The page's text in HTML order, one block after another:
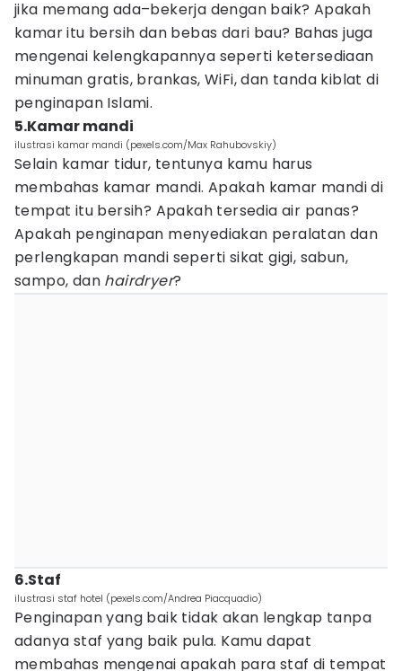
jika memang ada–bekerja dengan baik? Apakah
kamar itu bersih dan bebas dari bau? Bahas juga
mengenai kelengkapannya seperti ketersediaan
minuman gratis, brankas, WiFi, dan tanda kiblat di
penginapan Islami.
5.Kamar mandi
ilustrasi kamar mandi (pexels.com/Max Rahubovskiy)
Selain kamar tidur, tentunya kamu harus
membahas kamar mandi. Apakah kamar mandi di
tempat itu bersih? Apakah tersedia air panas?
Apakah penginapan menyediakan peralatan dan
perlengkapan mandi seperti sikat gigi, sabun,
sampo, dan hairdryer?
6.Staf
ilustrasi staf hotel (pexels.com/Andrea Piacquadio)
Penginapan yang baik tidak akan lengkap tanpa
adanya staf yang baik pula. Kamu dapat
membahas mengenai apakah para staf di tempat